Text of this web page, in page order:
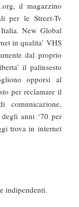
il magazzino
per le Street-Tv
New Global
in qualita’ VHS
dal proprio
il palinsesto
opporsi al
per reclamare il
comunicazione,
anni ‘70 per
trova in internet
indipendenti.